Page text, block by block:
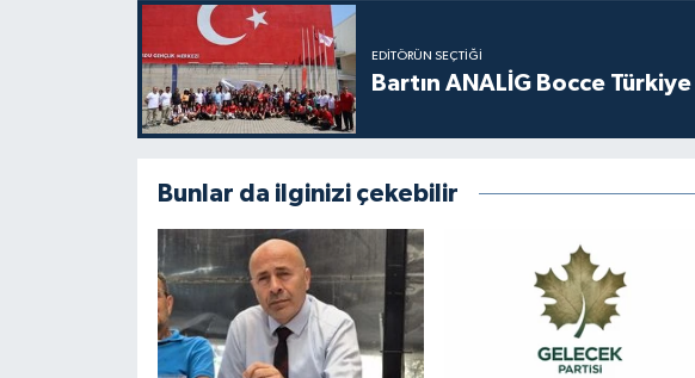
EDITÖRÜN SEÇTIĞI
Bartın ANALİG Bocce
Bunlar da ilginizi çekebilir